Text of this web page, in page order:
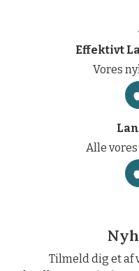
Effektivt
Vores
Alle
Tilmeld dig et af